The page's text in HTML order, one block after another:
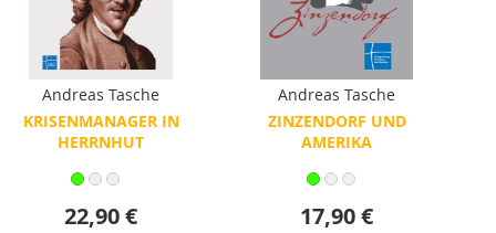
Andreas Tasche
KRISENMANAGER IN
HERRNHUT
22,90 €
Andreas Tasche
ZINZENDORF UND
AMERIKA
17,90 €